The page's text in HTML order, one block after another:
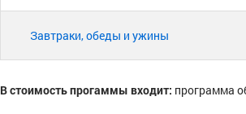
Завтраки, обеды и ужины
В стоимость прогаммы входит: программа